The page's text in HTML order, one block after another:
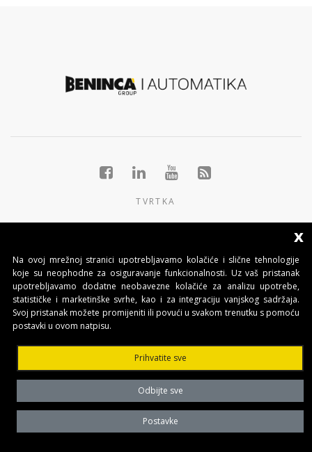
TVRTKA
PROIZVODI
KONTAKTI
BENINCA AUTOMATIKA D.O.O.
Marinići 183,Viškovo
51 216, (Hrvatska)
T +385 51 361 546
Temeljni kapital: 50.000,00 EUR (uplaćen u cjelosti)
Trgovački sud u Rijeci
x
Na ovoj mrežnoj stranici upotrebljavamo kolačiće i slične tehnologije
koje su neophodne za osiguravanje funkcionalnosti. Uz vaš pristanak
upotrebljavamo dodatne neobavezne kolačiće za analizu upotrebe,
statističke i marketinške svrhe, kao i za integraciju vanjskog sadržaja.
Svoj pristanak možete promijeniti ili povući u svakom trenutku s pomoću
postavki u ovom natpisu.
Prihvatite sve
Odbijte sve
Postavke